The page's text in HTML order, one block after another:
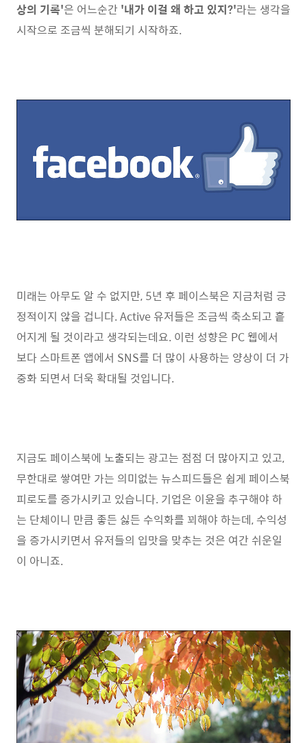
상의 기록'은 어느순간 '내가 이걸 왜 하고 있지?'라는 생각을
시작으로 조금씩 분해되기 시작하죠.
미래는 아무도 알 수 없지만, 5년 후 페이스북은 지금처럼 긍
정적이지 않을 겁니다. Active 유저들은 조금씩 축소되고 흩
어지게 될 것이라고 생각되는데요. 이런 성향은 PC 웹에서
보다 스마트폰 앱에서 SNS를 더 많이 사용하는 양상이 더 가
중화 되면서 더욱 확대될 것입니다.
지금도 페이스북에 노출되는 광고는 점점 더 많아지고 있고,
무한대로 쌓여만 가는 의미없는 뉴스피드들은 쉽게 페이스북
피로도를 증가시키고 있습니다. 기업은 이윤을 추구해야 하
는 단체이니 만큼 좋든 싫든 수익화를 꾀해야 하는데, 수익성
을 증가시키면서 유저들의 입맛을 맞추는 것은 여간 쉬운일
이 아니죠.